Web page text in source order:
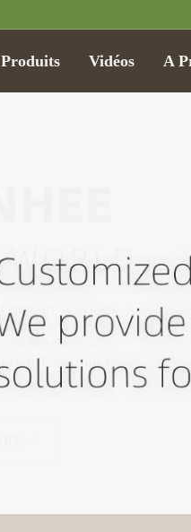
Produits Vidéos A